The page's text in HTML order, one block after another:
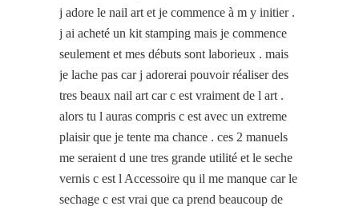
j adore le nail art et je commence à m y initier .
j ai acheté un kit stamping mais je commence
seulement et mes débuts sont laborieux . mais
je lache pas car j adorerai pouvoir réaliser des
tres beaux nail art car c est vraiment de l art .
alors tu l auras compris c est avec un extreme
plaisir que je tente ma chance . ces 2 manuels
me seraient d une tres grande utilité et le seche
vernis c est l Accessoire qu il me manque car le
sechage c est vrai que ca prend beaucoup de